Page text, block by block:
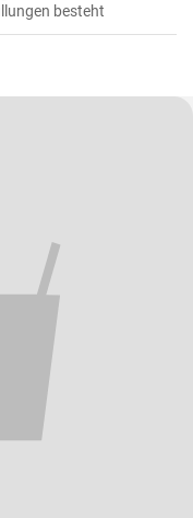
besteht